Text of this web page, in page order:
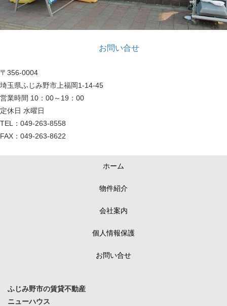
お問い合せ
〒356-0004
埼玉県ふじみ野市上福岡1-14-45
営業時間 10：00～19：00
定休日 水曜日
TEL：049-263-8558
FAX：049-263-8622
ホーム
物件紹介
会社案内
個人情報保護
お問い合せ
ふじみ野市の賃貸不動産
ニューハウス